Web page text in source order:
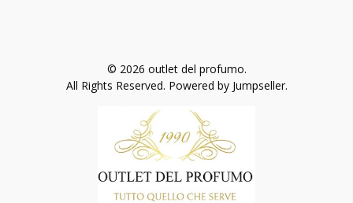
© 2026 outlet del profumo.
All Rights Reserved. Powered by Jumpseller.